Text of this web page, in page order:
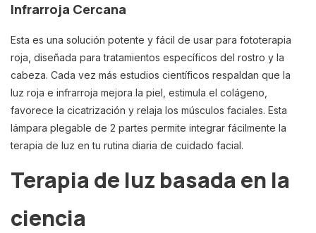
Infrarroja Cercana
Esta es una solución potente y fácil de usar para fototerapia
roja, diseñada para tratamientos específicos del rostro y la
cabeza. Cada vez más estudios científicos respaldan que la
luz roja e infrarroja mejora la piel, estimula el colágeno,
favorece la cicatrización y relaja los músculos faciales. Esta
lámpara plegable de 2 partes permite integrar fácilmente la
terapia de luz en tu rutina diaria de cuidado facial.
Terapia de luz basada en la
ciencia